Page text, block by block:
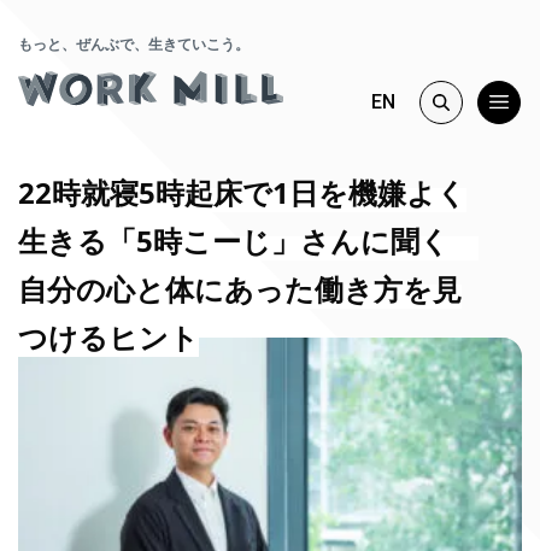
もっと、ぜんぶで、生きていこう。
EN
22時就寝5時起床で1日を機嫌よく
生きる「5時こーじ」さんに聞く
自分の心と体にあった働き方を見
つけるヒント